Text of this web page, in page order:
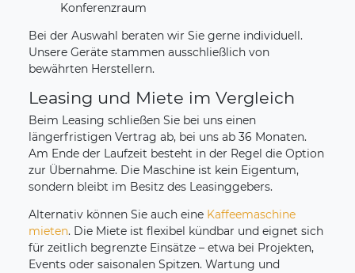
Konferenzraum
Bei der Auswahl beraten wir Sie gerne individuell.
Unsere Geräte stammen ausschließlich von
bewährten Herstellern.
Leasing und Miete im Vergleich
Beim Leasing schließen Sie bei uns einen
längerfristigen Vertrag ab, bei uns ab 36 Monaten.
Am Ende der Laufzeit besteht in der Regel die Option
zur Übernahme. Die Maschine ist kein Eigentum,
sondern bleibt im Besitz des Leasinggebers.
Alternativ können Sie auch eine Kaffeemaschine
mieten. Die Miete ist flexibel kündbar und eignet sich
für zeitlich begrenzte Einsätze – etwa bei Projekten,
Events oder saisonalen Spitzen. Wartung und